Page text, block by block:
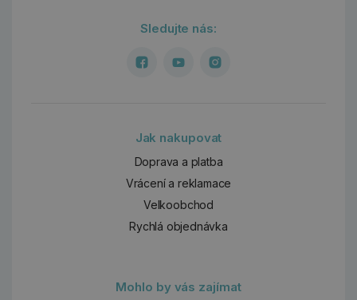
Sledujte nás:
Jak nakupovat
Doprava a platba
Vrácení a reklamace
Velkoobchod
Rychlá objednávka
Mohlo by vás zajímat